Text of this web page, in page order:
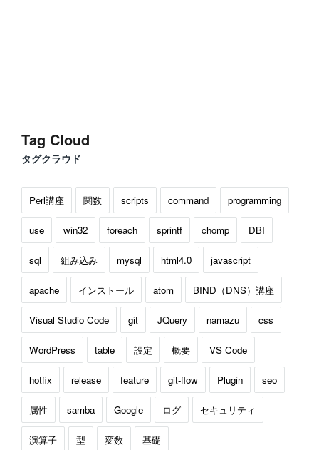
Tag Cloud
タグクラウド
Perl講座 関数 scripts command programming
use win32 foreach sprintf chomp DBI
sql 組み込み mysql html4.0 javascript
apache インストール atom BIND（DNS）講座
Visual Studio Code git JQuery namazu css
WordPress table 設定 概要 VS Code
hotfix release feature git-flow Plugin seo
属性 samba Google ログ セキュリティ
演算子 型 変数 基礎